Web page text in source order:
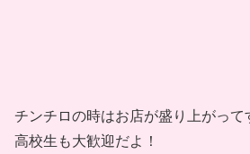
チンチロの時はお店が盛り上がって
高校生も大歓迎だよ！